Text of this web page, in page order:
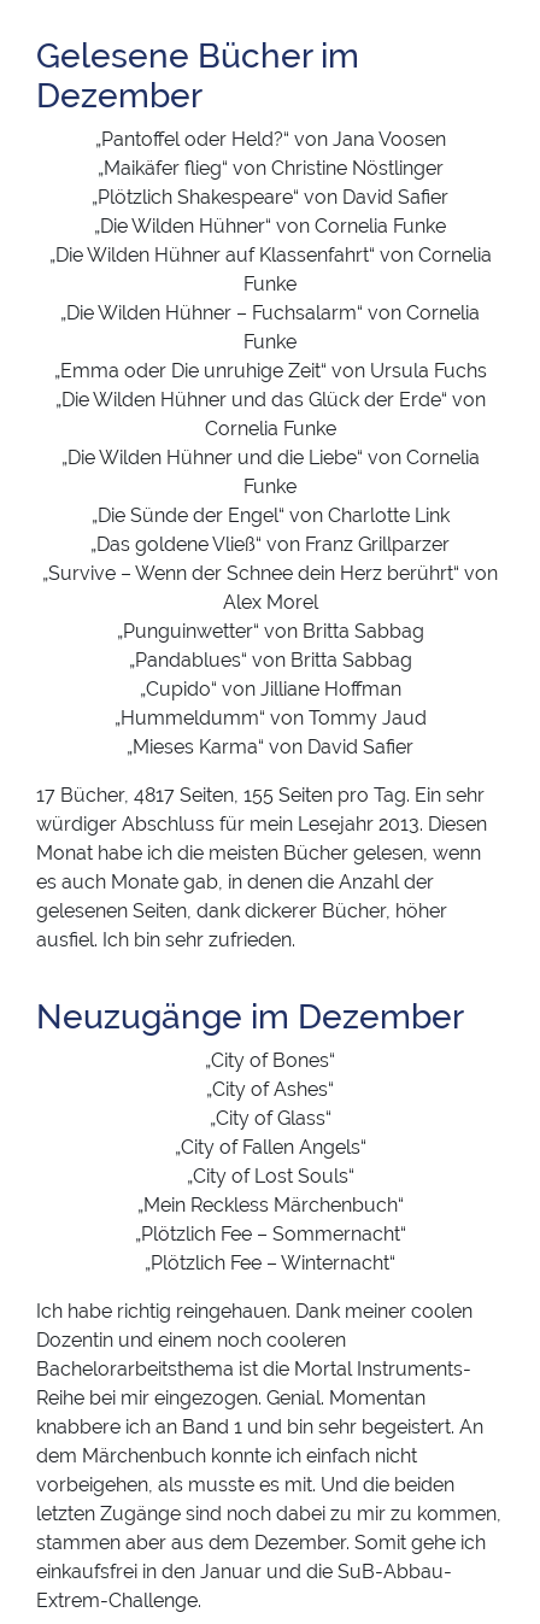
Gelesene Bücher im
Dezember
„Pantoffel oder Held?“ von Jana Voosen
„Maikäfer flieg“ von Christine Nöstlinger
„Plötzlich Shakespeare“ von David Safier
„Die Wilden Hühner“ von Cornelia Funke
„Die Wilden Hühner auf Klassenfahrt“ von Cornelia
Funke
„Die Wilden Hühner – Fuchsalarm“ von Cornelia
Funke
„Emma oder Die unruhige Zeit“ von Ursula Fuchs
„Die Wilden Hühner und das Glück der Erde“ von
Cornelia Funke
„Die Wilden Hühner und die Liebe“ von Cornelia
Funke
„Die Sünde der Engel“ von Charlotte Link
„Das goldene Vließ“ von Franz Grillparzer
„Survive – Wenn der Schnee dein Herz berührt“ von
Alex Morel
„Punguinwetter“ von Britta Sabbag
„Pandablues“ von Britta Sabbag
„Cupido“ von Jilliane Hoffman
„Hummeldumm“ von Tommy Jaud
„Mieses Karma“ von David Safier
17 Bücher, 4817 Seiten, 155 Seiten pro Tag. Ein sehr
würdiger Abschluss für mein Lesejahr 2013. Diesen
Monat habe ich die meisten Bücher gelesen, wenn
es auch Monate gab, in denen die Anzahl der
gelesenen Seiten, dank dickerer Bücher, höher
ausfiel. Ich bin sehr zufrieden.
Neuzugänge im Dezember
„City of Bones“
„City of Ashes“
„City of Glass“
„City of Fallen Angels“
„City of Lost Souls“
„Mein Reckless Märchenbuch“
„Plötzlich Fee – Sommernacht“
„Plötzlich Fee – Winternacht“
Ich habe richtig reingehauen. Dank meiner coolen
Dozentin und einem noch cooleren
Bachelorarbeitsthema ist die Mortal Instruments-
Reihe bei mir eingezogen. Genial. Momentan
knabbere ich an Band 1 und bin sehr begeistert. An
dem Märchenbuch konnte ich einfach nicht
vorbeigehen, als musste es mit. Und die beiden
letzten Zugänge sind noch dabei zu mir zu kommen,
stammen aber aus dem Dezember. Somit gehe ich
einkaufsfrei in den Januar und die SuB-Abbau-
Extrem-Challenge.